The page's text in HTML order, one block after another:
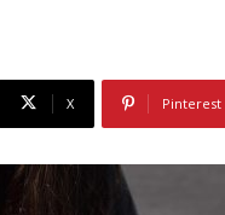
X Pinterest